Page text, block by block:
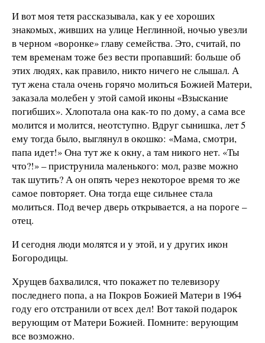
И вот моя тетя рассказывала, как у ее хороших
знакомых, живших на улице Неглинной, ночью увезли
в черном «воронке» главу семейства. Это, считай, по
тем временам тоже без вести пропавший: больше об
этих людях, как правило, никто ничего не слышал. А
тут жена стала очень горячо молиться Божией Матери,
заказала молебен у этой самой иконы «Взыскание
погибших». Хлопотала она как-то по дому, а сама все
молится и молится, неотступно. Вдруг сынишка, лет 5
ему тогда было, выглянул в окошко: «Мама, смотри,
папа идет!» Она тут же к окну, а там никого нет. «Ты
что?!» – приструнила маленького: мол, разве можно
так шутить? А он опять через некоторое время то же
самое повторяет. Она тогда еще сильнее стала
молиться. Под вечер дверь открывается, а на пороге –
отец.
И сегодня люди молятся и у этой, и у других икон
Богородицы.
Хрущев бахвалился, что покажет по телевизору
последнего попа, а на Покров Божией Матери в 1964
году его отстранили от всех дел! Вот такой подарок
верующим от Матери Божией. Помните: верующим
все возможно.